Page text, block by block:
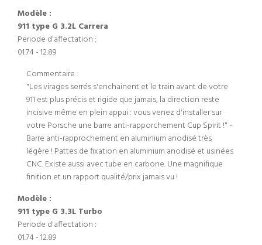
Modèle :
911 type G 3.2L Carrera
Periode d'affectation :
01.74 - 12.89
Commentaire :
"Les virages serrés s'enchainent et le train avant de votre
911 est plus précis et rigide que jamais, la direction reste
incisive même en plein appui : vous venez d'installer sur
votre Porsche une barre anti-rapporchement Cup Spirit !" -
Barre anti-rapprochement en aluminium anodisé très
légère ! Pattes de fixation en aluminium anodisé et usinées
CNC. Existe aussi avec tube en carbone. Une magnifique
finition et un rapport qualité/prix jamais vu !
Modèle :
911 type G 3.3L Turbo
Periode d'affectation :
01.74 - 12.89